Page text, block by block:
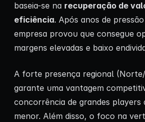
baseia-se na recuperação de
eficiência. Após anos de
empresa provou que consegue
margens elevadas e baixo
A forte presença regional
garante uma vantagem
concorrência de grandes players
menor. Além disso, o foco na